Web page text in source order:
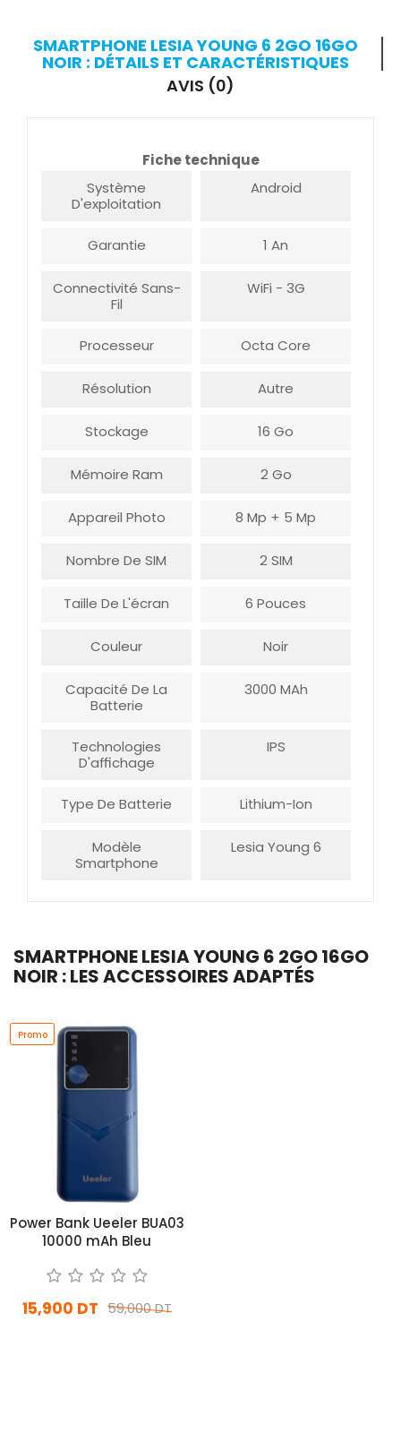
SMARTPHONE LESIA YOUNG 6 2GO 16GO
NOIR : DÉTAILS ET CARACTÉRISTIQUES
AVIS (0)
Fiche technique
Système
D'exploitation
Android
Garantie 1 An
Connectivité Sans-
Fil
WiFi - 3G
Processeur Octa Core
Résolution Autre
Stockage 16 Go
Mémoire Ram 2 Go
Appareil Photo 8 Mp + 5 Mp
Nombre De SIM 2 SIM
Taille De L'écran 6 Pouces
Couleur Noir
Capacité De La
Batterie
3000 MAh
Technologies
D'affichage
IPS
Type De Batterie Lithium-Ion
Modèle
Smartphone
Lesia Young 6
SMARTPHONE LESIA YOUNG 6 2GO 16GO
NOIR : LES ACCESSOIRES ADAPTÉS
Promo
Power Bank Ueeler BUA03
10000 mAh Bleu
59,000 DT
15,900 DT